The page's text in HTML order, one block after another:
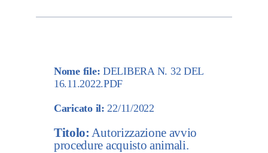
Nome file: DELIBERA N. 32 DEL
16.11.2022.PDF
Caricato il: 22/11/2022
Titolo: Autorizzazione avvio
procedure acquisto animali.